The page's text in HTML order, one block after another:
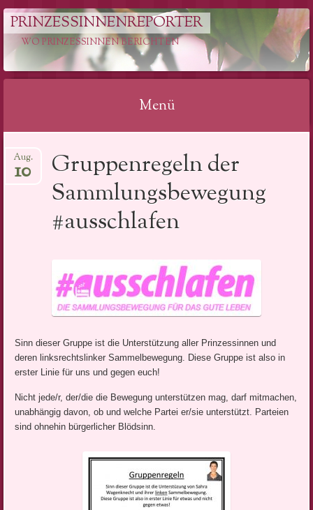
PRINZESSINNENREPORTER
WO PRINZESSINNEN BERICHTEN
Menü
zum
Gruppenregeln der
Sammlungsbewegung
#ausschlafen
Aug.
10
Sinn dieser Gruppe ist die Unterstützung aller Prinzessinnen und
deren linksrechtslinker Sammelbewegung. Diese Gruppe ist also in
erster Linie für uns und gegen euch!
Nicht jede/r, der/die die Bewegung unterstützen mag, darf mitmachen,
unabhängig davon, ob und welche Partei er/sie unterstützt. Parteien
sind ohnehin bürgerlicher Blödsinn.